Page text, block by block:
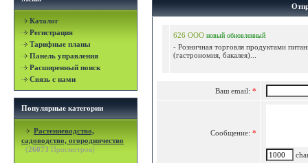
Каталог
Регистрация
Тарифные планы
Панель управления
Расширенный поиск
Связь с нами
Популярные категории
Растениеводство,
садоводство, огородничество
(26073 Просмотров)
626 ООО новый обновленный
- Розничная торговля продуктами
(гастрономия, бакалея)...
Ваш email: *
Сообщение: *